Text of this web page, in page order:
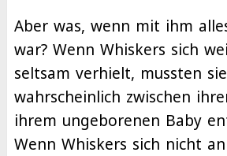
Aber was, wenn mit ihm
war? Wenn Whiskers sich
seltsam verhielt, mussten
wahrscheinlich zwischen
ihrem ungeborenen Baby
Wenn Whiskers sich nicht